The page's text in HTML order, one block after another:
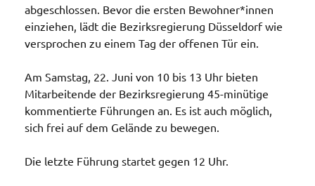
abgeschlossen. Bevor die ersten Bewohner*innen
einziehen, lädt die Bezirksregierung Düsseldorf wie
versprochen zu einem Tag der offenen Tür ein.
Am Samstag, 22. Juni von 10 bis 13 Uhr bieten
Mitarbeitende der Bezirksregierung 45-minütige
kommentierte Führungen an. Es ist auch möglich,
sich frei auf dem Gelände zu bewegen.
Die letzte Führung startet gegen 12 Uhr.